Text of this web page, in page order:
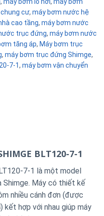
, máy bơm lò hơi, máy bơm
cư, máy bơm nước hệ
cao tầng, máy bơm nước
trục đứng, máy bơm nước
tăng áp, Máy bơm trục
, máy bơm trục đứng Shimge,
7-1, máy bơm vận chuyển
BLT120-7-1
7-1 là một model
Shimge. Máy có thiết kế
nhiều cánh đơn (được
kết hợp với nhau giúp máy